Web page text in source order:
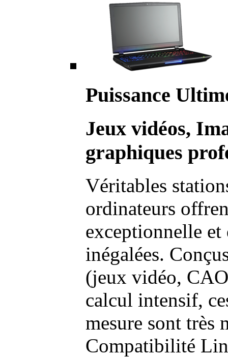
Puissance
Jeux vidéos,
graphiques
Véritables
ordinateurs
exceptionnelle et
inégalées.
(jeux vidéo,
calcul intensif,
mesure sont très
Compatibilité